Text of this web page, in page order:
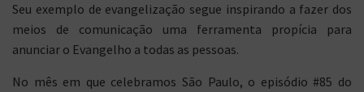
Seu exemplo de evangelização segue inspirando a fazer dos
meios de comunicação uma ferramenta propícia para
anunciar o Evangelho a todas as pessoas.
No mês em que celebramos São Paulo, o episódio #85 do